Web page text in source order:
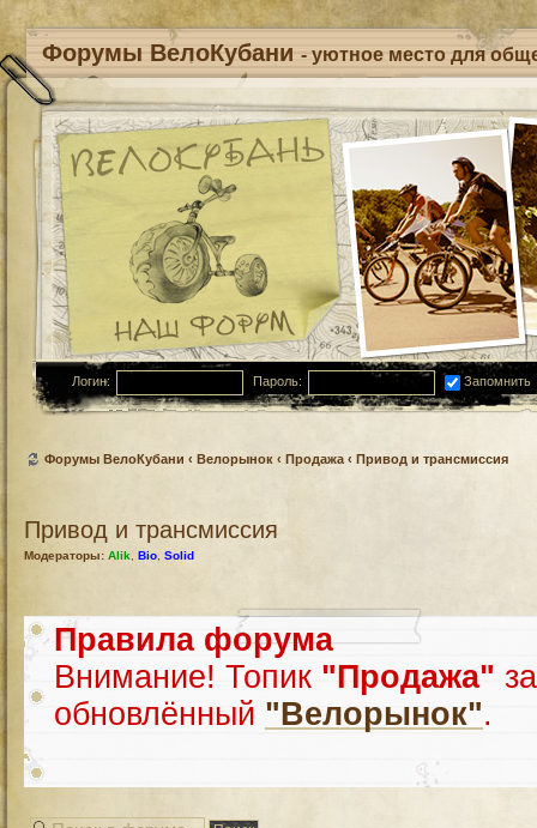
Форумы ВелоКубани - уютное место для
Логин: Пароль: Запомнить
Форумы ВелоКубани ‹ Велорынок ‹ Продажа ‹ Привод и трансмиссия
Привод и трансмиссия
Модераторы: Alik Bio Solid
Правила форума
Внимание! Топик "Продажа"
обновлённый "Велорынок".